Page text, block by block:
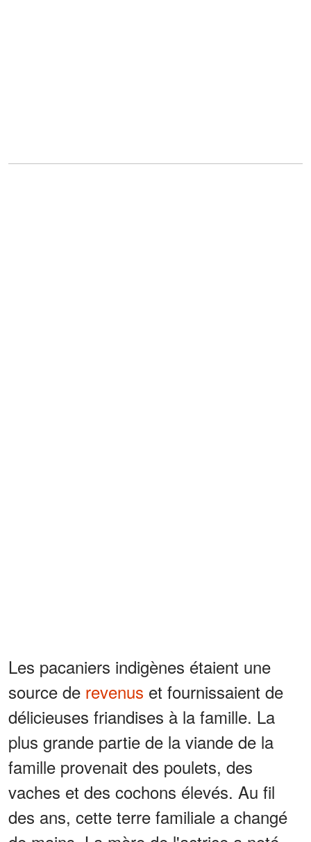
Les pacaniers indigènes étaient une
source de revenus et fournissaient de
délicieuses friandises à la famille. La
plus grande partie de la viande de la
famille provenait des poulets, des
vaches et des cochons élevés. Au fil
des ans, cette terre familiale a changé